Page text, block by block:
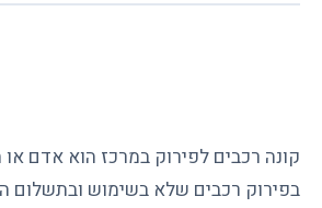
קונה רכבים לפירוק במרכז הוא אדם
בפירוק רכבים שלא בשימוש ובתשלום